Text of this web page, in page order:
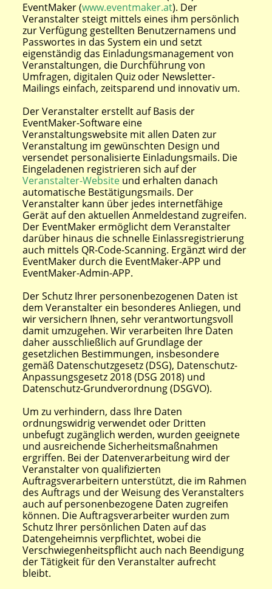
EventMaker (www.eventmaker.at). Der
Veranstalter steigt mittels eines ihm persönlich
zur Verfügung gestellten Benutzernamens und
Passwortes in das System ein und setzt
eigenständig das Einladungsmanagement von
Veranstaltungen, die Durchführung von
Umfragen, digitalen Quiz oder Newsletter-
Mailings einfach, zeitsparend und innovativ um.
Der Veranstalter erstellt auf Basis der
EventMaker-Software eine
Veranstaltungswebsite mit allen Daten zur
Veranstaltung im gewünschten Design und
versendet personalisierte Einladungsmails. Die
Eingeladenen registrieren sich auf der
Veranstalter-Website und erhalten danach
automatische Bestätigungsmails. Der
Veranstalter kann über jedes internetfähige
Gerät auf den aktuellen Anmeldestand zugreifen.
Der EventMaker ermöglicht dem Veranstalter
darüber hinaus die schnelle Einlassregistrierung
auch mittels QR-Code-Scanning. Ergänzt wird der
EventMaker durch die EventMaker-APP und
EventMaker-Admin-APP.
Der Schutz Ihrer personenbezogenen Daten ist
dem Veranstalter ein besonderes Anliegen, und
wir versichern Ihnen, sehr verantwortungsvoll
damit umzugehen. Wir verarbeiten Ihre Daten
daher ausschließlich auf Grundlage der
gesetzlichen Bestimmungen, insbesondere
gemäß Datenschutzgesetz (DSG), Datenschutz-
Anpassungsgesetz 2018 (DSG 2018) und
Datenschutz-Grundverordnung (DSGVO).
Um zu verhindern, dass Ihre Daten
ordnungswidrig verwendet oder Dritten
unbefugt zugänglich werden, wurden geeignete
und ausreichende Sicherheitsmaßnahmen
ergriffen. Bei der Datenverarbeitung wird der
Veranstalter von qualifizierten
Auftragsverarbeitern unterstützt, die im Rahmen
des Auftrags und der Weisung des Veranstalters
auch auf personenbezogene Daten zugreifen
können. Die Auftragsverarbeiter wurden zum
Schutz Ihrer persönlichen Daten auf das
Datengeheimnis verpflichtet, wobei die
Verschwiegenheitspflicht auch nach Beendigung
der Tätigkeit für den Veranstalter aufrecht
bleibt.